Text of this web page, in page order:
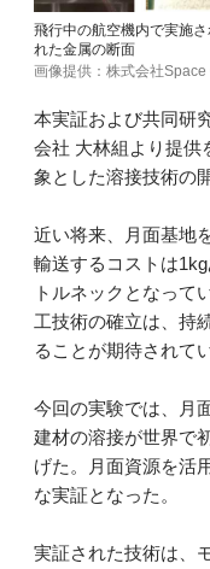
飛行中の航空機内で実施
れた金属の断面
画像提供：株式会社Space
本実証および共同研
会社 大林組より提供
象とした溶接技術の
近い将来、月面基地
輸送するコストは
トルネックとなって
工技術の確立は、持
ることが期待されて
今回の実験では、月
建材の溶接が世界で
げた。月面資源を活
な実証となった。
実証された技術は、